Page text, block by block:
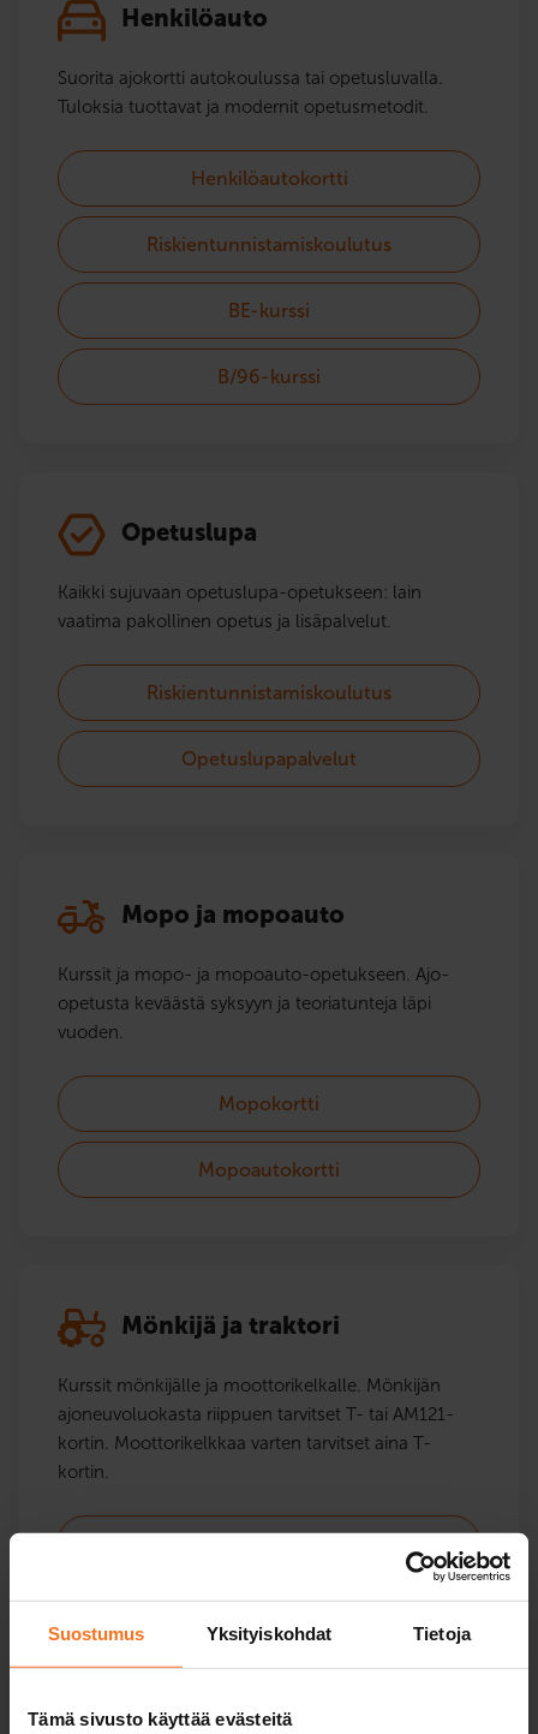
Suostumus Yksityiskohdat Tietoja
Tämä sivusto käyttää evästeitä
Henkilöauto
Suorita ajokortti autokoulussa tai opetusluvalla.
Tuloksia tuottavat ja modernit opetusmetodit.
Henkilöautokortti
Riskientunnistamiskoulutus
BE-kurssi
B/96-kurssi
Opetuslupa
Kaikki sujuvaan opetuslupa-opetukseen: lain
vaatima pakollinen opetus ja lisäpalvelut.
Riskientunnistamiskoulutus
Opetuslupapalvelut
Mopo ja mopoauto
Kurssit ja mopo- ja mopoauto-opetukseen. Ajo-
opetusta keväästä syksyyn ja teoriatunteja läpi
vuoden.
Mopokortti
Mopoautokortti
Mönkijä ja traktori
Kurssit mönkijälle ja moottorikelkalle. Mönkijän
ajoneuvoluokasta riippuen tarvitset T- tai AM121-
kortin. Moottorikelkkaa varten tarvitset aina T-
kortin.